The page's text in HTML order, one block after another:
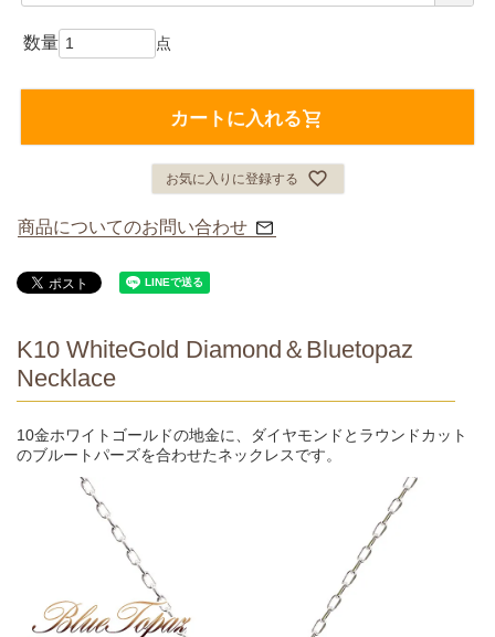
カートに入れる
お気に入りに登録する
商品についてのお問い合わせ
K10 WhiteGold Diamond＆Bluetopaz
Necklace
10金ホワイトゴールドの地金に、ダイヤモンドとラウンドカット
のブルートパーズを合わせたネックレスです。